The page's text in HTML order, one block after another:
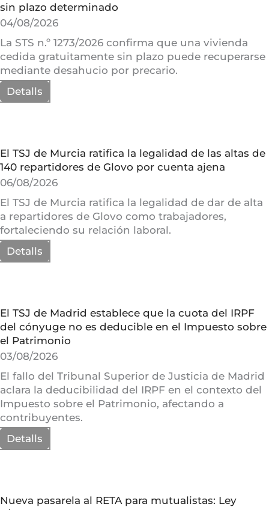
sin plazo determinado
04/08/2026
La STS n.º 1273/2026 confirma que una vivienda
cedida gratuitamente sin plazo puede recuperarse
mediante desahucio por precario.
Detalls
El TSJ de Murcia ratifica la legalidad de las altas de
140 repartidores de Glovo por cuenta ajena
06/08/2026
El TSJ de Murcia ratifica la legalidad de dar de alta
a repartidores de Glovo como trabajadores,
fortaleciendo su relación laboral.
Detalls
El TSJ de Madrid establece que la cuota del IRPF
del cónyuge no es deducible en el Impuesto sobre
el Patrimonio
03/08/2026
El fallo del Tribunal Superior de Justicia de Madrid
aclara la deducibilidad del IRPF en el contexto del
Impuesto sobre el Patrimonio, afectando a
contribuyentes.
Detalls
Nueva pasarela al RETA para mutualistas: Ley